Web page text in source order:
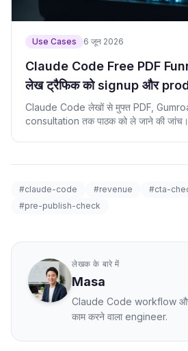
Use Cases 6 जून 2026
Claude Code Free PDF
लेख ट्रैफिक को signup और
बदलना
Claude Code लेखों से मुफ्त PDF,
consultation तक पाठक को ले जाने की जांच।
#claude-code #revenue #cta-
#pre-publish-check
लेखक के बारे में
Masa
Claude Code workflow
काम करने वाला engineer.